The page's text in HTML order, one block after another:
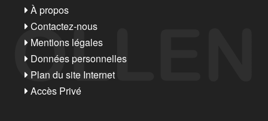
À propos
Contactez-nous
Mentions légales
Données personnelles
Plan du site Internet
Accès Privé